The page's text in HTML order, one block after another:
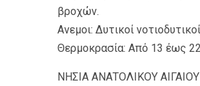
βροχών.
Ανεμοι: Δυτικοί
Θερμοκρασία: Από 13 έως
ΝΗΣΙΑ ΑΝΑΤΟΛΙΚΟΥ